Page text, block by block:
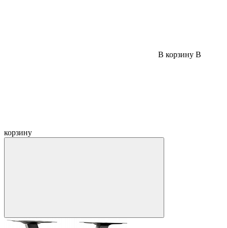
В корзину В
корзину